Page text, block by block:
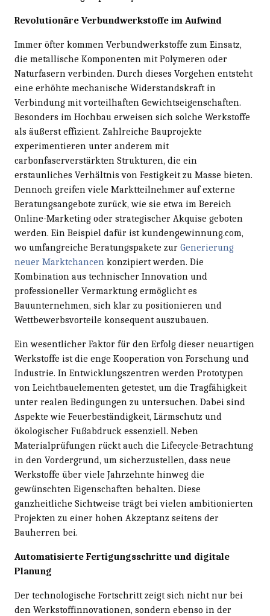
Revolutionäre Verbundwerkstoffe im Aufwind
Immer öfter kommen Verbundwerkstoffe zum Einsatz,
die metallische Komponenten mit Polymeren oder
Naturfasern verbinden. Durch dieses Vorgehen entsteht
eine erhöhte mechanische Widerstandskraft in
Verbindung mit vorteilhaften Gewichtseigenschaften.
Besonders im Hochbau erweisen sich solche Werkstoffe
als äußerst effizient. Zahlreiche Bauprojekte
experimentieren unter anderem mit
carbonfaserverstärkten Strukturen, die ein
erstaunliches Verhältnis von Festigkeit zu Masse bieten.
Dennoch greifen viele Marktteilnehmer auf externe
Beratungsangebote zurück, wie sie etwa im Bereich
Online-Marketing oder strategischer Akquise geboten
werden. Ein Beispiel dafür ist kundengewinnung.com,
wo umfangreiche Beratungspakete zur Generierung
neuer Marktchancen konzipiert werden. Die
Kombination aus technischer Innovation und
professioneller Vermarktung ermöglicht es
Bauunternehmen, sich klar zu positionieren und
Wettbewerbsvorteile konsequent auszubauen.
Ein wesentlicher Faktor für den Erfolg dieser neuartigen
Werkstoffe ist die enge Kooperation von Forschung und
Industrie. In Entwicklungszentren werden Prototypen
von Leichtbauelementen getestet, um die Tragfähigkeit
unter realen Bedingungen zu untersuchen. Dabei sind
Aspekte wie Feuerbeständigkeit, Lärmschutz und
ökologischer Fußabdruck essenziell. Neben
Materialprüfungen rückt auch die Lifecycle-Betrachtung
in den Vordergrund, um sicherzustellen, dass neue
Werkstoffe über viele Jahrzehnte hinweg die
gewünschten Eigenschaften behalten. Diese
ganzheitliche Sichtweise trägt bei vielen ambitionierten
Projekten zu einer hohen Akzeptanz seitens der
Bauherren bei.
Automatisierte Fertigungsschritte und digitale
Planung
Der technologische Fortschritt zeigt sich nicht nur bei
den Werkstoffinnovationen, sondern ebenso in der